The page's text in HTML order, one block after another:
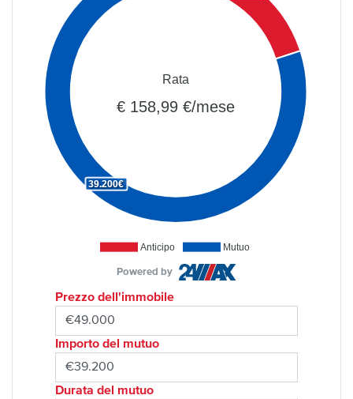
Anticipo Mutuo
39.200€
Rata
€ 158,99 €/mese
Powered by
Prezzo dell'immobile
Importo del mutuo
Durata del mutuo